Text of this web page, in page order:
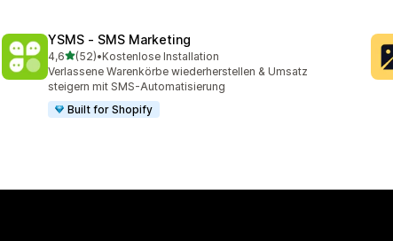
YSMS ‑ SMS Marketing
4,6von 5 Sternen
(52)
52 Rezensionen insgesamt
•Kostenlose Installation
Verlassene Warenkörbe wiederherstellen & Umsatz
steigern mit SMS-Automatisierung
Built for Shopify